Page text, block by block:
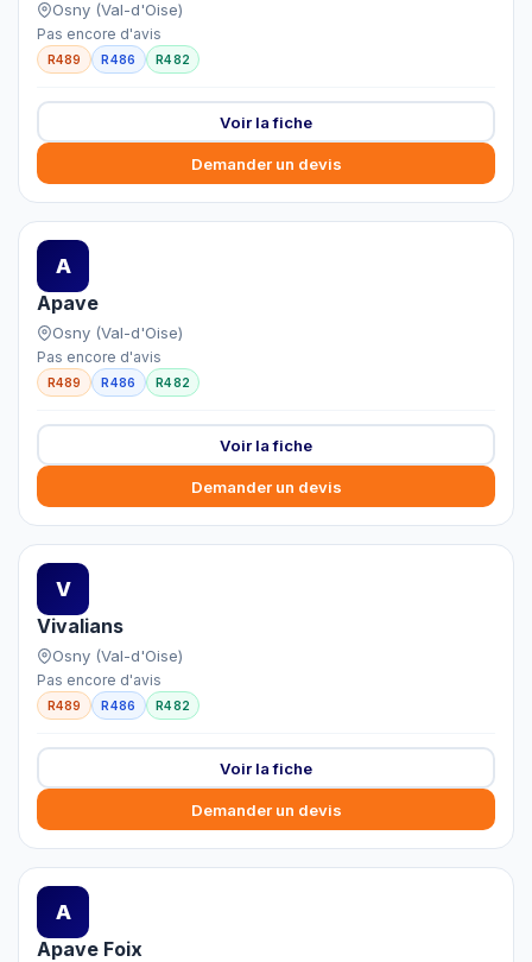
Osny (Val-d'Oise)
Pas encore d'avis
R489 R486 R482
Voir la fiche
Demander un devis
A
Apave
Osny (Val-d'Oise)
Pas encore d'avis
R489 R486 R482
Voir la fiche
Demander un devis
V
Vivalians
Osny (Val-d'Oise)
Pas encore d'avis
R489 R486 R482
Voir la fiche
Demander un devis
A
Apave Foix